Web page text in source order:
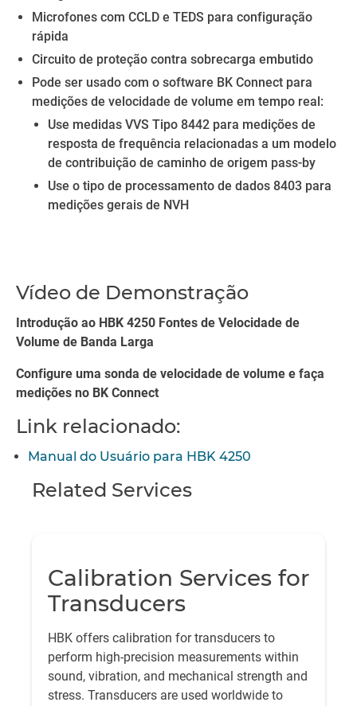
Microfones com CCLD e TEDS para configuração
rápida
Circuito de proteção contra sobrecarga embutido
Pode ser usado com o software BK Connect para
medições de velocidade de volume em tempo real:
Use medidas VVS Tipo 8442 para medições de
resposta de frequência relacionadas a um modelo
de contribuição de caminho de origem pass-by
Use o tipo de processamento de dados 8403 para
medições gerais de NVH
Vídeo de Demonstração
Introdução ao HBK 4250 Fontes de Velocidade de
Volume de Banda Larga
Configure uma sonda de velocidade de volume e faça
medições no BK Connect
Link relacionado:
Manual do Usuário para HBK 4250
Related Services
Calibration Services for
Transducers
HBK offers calibration for transducers to
perform high-precision measurements within
sound, vibration, and mechanical strength and
stress. Transducers are used worldwide to